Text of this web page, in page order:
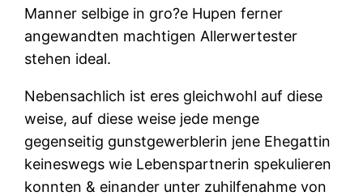
Manner selbige in gro?e Hupen ferner
angewandten machtigen Allerwertester
stehen ideal.
Nebensachlich ist eres gleichwohl auf diese
weise, auf diese weise jede menge
gegenseitig gunstgewerblerin jene Ehegattin
keineswegs wie Lebenspartnerin spekulieren
konnten & einander unter zuhilfenahme von